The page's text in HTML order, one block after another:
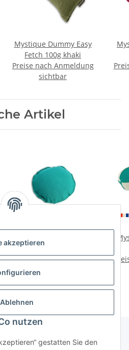
akzeptieren
Ablehnen
nutzen
gestatten Sie den
Mystique Dummy Easy
Fetch 100g khaki
Preise nach Anmeldung
sichtbar
Artikel
Hunting Disc 165g
Preise nach Anmeldung
sichtbar